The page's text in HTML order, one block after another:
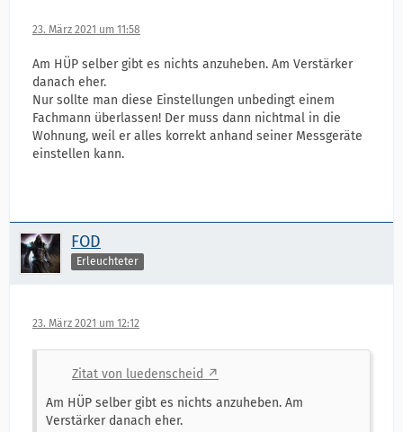
23. März 2021 um 11:58
Am HÜP selber gibt es nichts anzuheben. Am Verstärker
danach eher.
Nur sollte man diese Einstellungen unbedingt einem
Fachmann überlassen! Der muss dann nichtmal in die
Wohnung, weil er alles korrekt anhand seiner Messgeräte
einstellen kann.
FOD
Erleuchteter
23. März 2021 um 12:12
Zitat von luedenscheid
Am HÜP selber gibt es nichts anzuheben. Am
Verstärker danach eher.